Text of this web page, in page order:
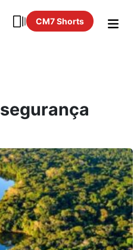
CM7 Shorts